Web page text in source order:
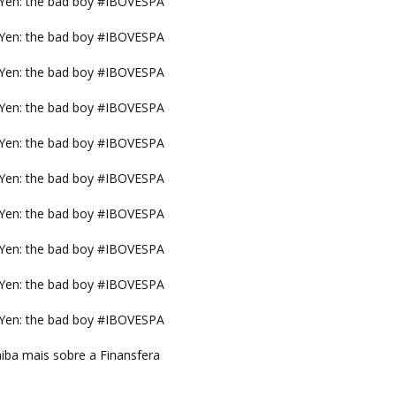
the bad boy #IBOVESPA
the bad boy #IBOVESPA
the bad boy #IBOVESPA
the bad boy #IBOVESPA
the bad boy #IBOVESPA
the bad boy #IBOVESPA
the bad boy #IBOVESPA
the bad boy #IBOVESPA
the bad boy #IBOVESPA
mais sobre a Finansfera